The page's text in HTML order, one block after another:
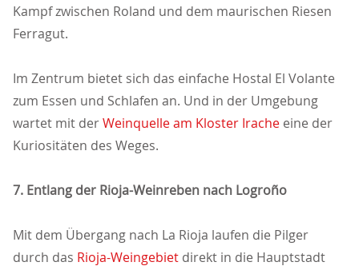
Kampf zwischen Roland und dem maurischen Riesen
Ferragut.
Im Zentrum bietet sich das einfache Hostal El Volante
zum Essen und Schlafen an. Und in der Umgebung
wartet mit derWeinquelle am Kloster Irache eine der
Kuriositäten des Weges.
7. Entlang der Rioja-Weinreben nach Logroño
Mit dem Übergang nach La Rioja laufen die Pilger
durch das Rioja-Weingebiet direkt in die Hauptstadt